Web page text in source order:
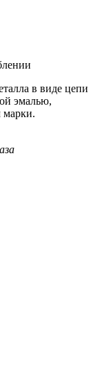
в виде цепи
эмалью,
марки.